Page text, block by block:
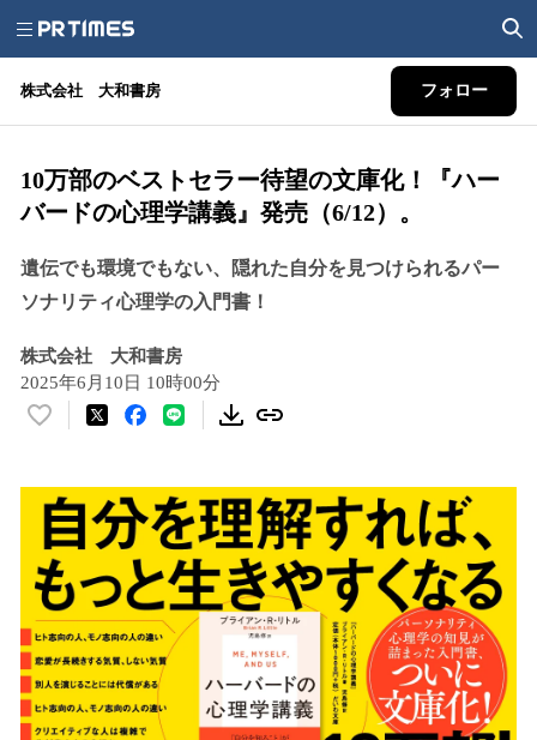
株式会社 大和書房 フォロー
10万部のベストセラー待望の文庫化！『ハー
バードの心理学講義』発売（6/12）。
遺伝でも環境でもない、隠れた自分を見つけられるパー
ソナリティ心理学の入門書！
株式会社 大和書房
2025年6月10日 10時00分
い
！
数
を
読
み
込
み
中
で
す